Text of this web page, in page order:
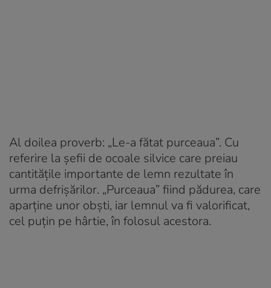
Al doilea proverb: „Le-a fătat purceaua”. Cu
referire la șefii de ocoale silvice care preiau
cantitățile importante de lemn rezultate în
urma defrișărilor. „Purceaua” fiind pădurea, care
aparține unor obști, iar lemnul va fi valorificat,
cel puțin pe hârtie, în folosul acestora.